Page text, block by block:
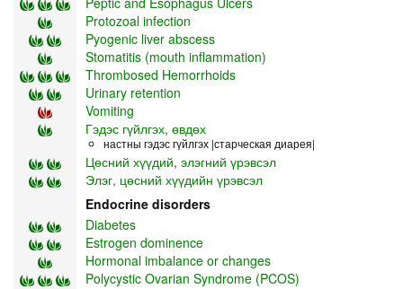
Protozoal infection
Pyogenic liver abscess
Stomatitis (mouth inflammation)
Thrombosed Hemorrhoids
Urinary retention
Vomiting
Гэдэс гүйлгэх, өвдөх
настны гэдэс гүйлгэх |старческая диарея|
Цөсний хүүдий, элэгний үрэвсэл
Элэг, цөсний хүүдийн үрэвсэл
Endocrine disorders
Diabetes
Estrogen dominence
Hormonal imbalance or changes
Polycystic Ovarian Syndrome (PCOS)